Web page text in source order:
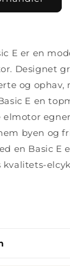
E er en
Designet
og ophav,
E en
byen og
en Basic E
kvalitets-